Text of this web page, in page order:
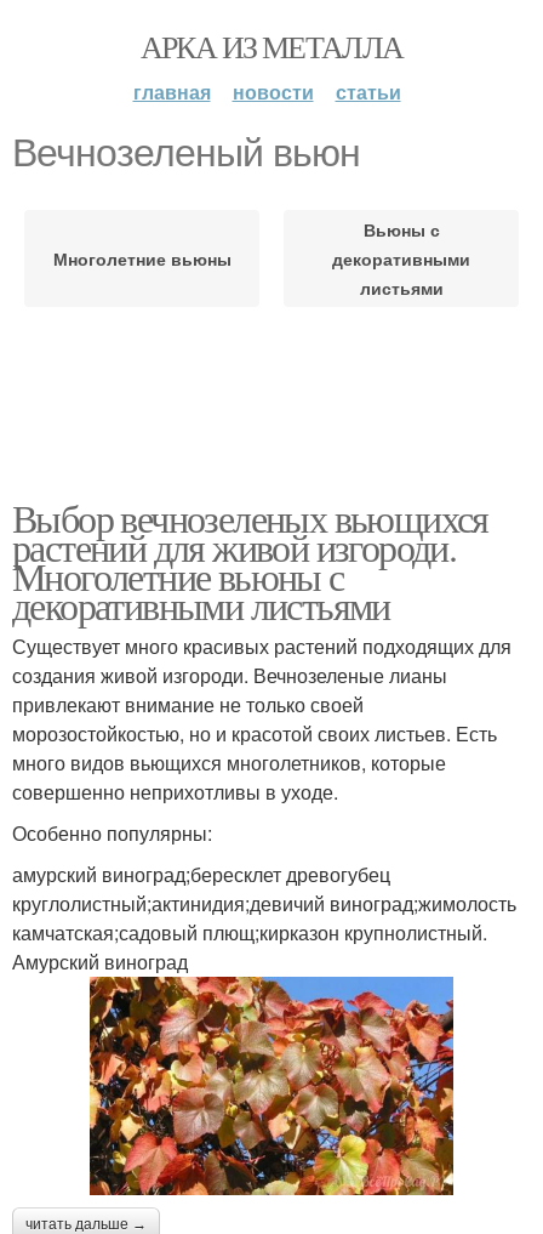
АРКА ИЗ МЕТАЛЛА
главная новости статьи
Вечнозеленый вьюн
Многолетние вьюны
Вьюны с
декоративными
листьями
Выбор вечнозеленых вьющихся
растений для живой изгороди.
Многолетние вьюны с
декоративными листьями
Существует много красивых растений подходящих для
создания живой изгороди. Вечнозеленые лианы
привлекают внимание не только своей
морозостойкостью, но и красотой своих листьев. Есть
много видов вьющихся многолетников, которые
совершенно неприхотливы в уходе.
Особенно популярны:
амурский виноград;бересклет древогубец
круглолистный;актинидия;девичий виноград;жимолость
камчатская;садовый плющ;кирказон крупнолистный.
Амурский виноград
читать дальше →